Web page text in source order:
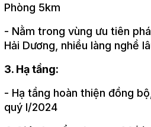
Phòng 5km
- Nằm trong vùng ưu tiên
Hải Dương, nhiều làng nghề
3. Hạ tầng:
- Hạ tầng hoàn thiện đồng
quý I/2024